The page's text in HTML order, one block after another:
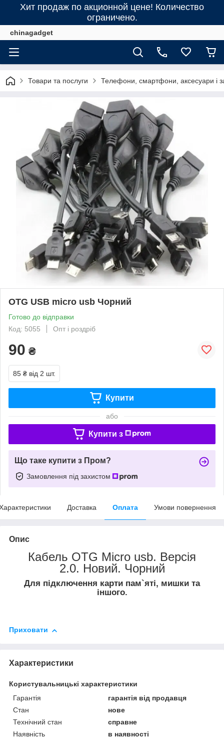
Хит продаж по акционной цене! Количество
ограничено.
chinagadget
Товари та послуги Телефони, смартфони, аксесуари і
OTG USB micro usb Чорний
Готово до відправки
Код: 5055
Опт і роздріб
90 ₴
85 ₴ від 2 шт.
Купити
або
Купити з
Що таке купити з Пром?
Замовлення під захистом
Доставка Оплата Умови повернення
Опис
Кабель OTG Micro usb. Версія
2.0. Новий. Чорний
Для підключення карти пам`яті, мишки та
іншого.
Приховати
Характеристики
Користувальницькі характеристики
Гарантія
гарантія від продавця
Стан
нове
Технічний стан
справне
Наявність
в наявності